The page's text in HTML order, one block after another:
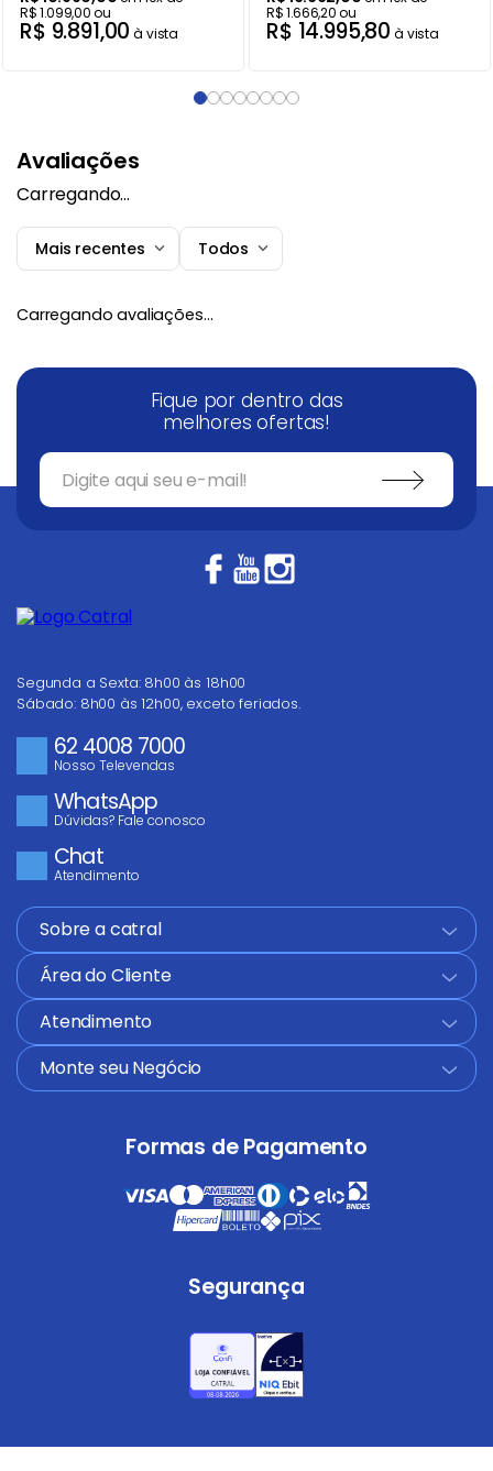
R$1.099,00ou
R$ 9.891,00 à vista
R$1.666,20ou
R$ 14.995,80 à vista
Avaliações
Carregando…
Mais recentes Todos
Carregando avaliações…
Fique por dentro das
melhores ofertas!
Segunda a Sexta: 8h00 às 18h00
Sábado: 8h00 às 12h00, exceto feriados.
62 4008 7000
Nosso Televendas
WhatsApp
Dúvidas? Fale conosco
Chat
Atendimento
Sobre a catral
+
Área do Cliente
+
Atendimento
+
Monte seu Negócio
+
Formas de Pagamento
Segurança